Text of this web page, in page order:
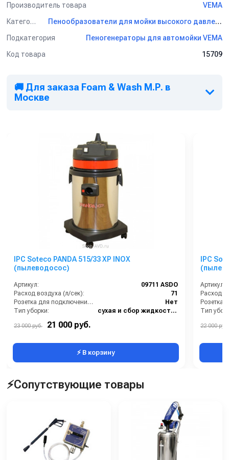
Производитель товара
VEMA
Категория
Пенообразователи для мойки высокого давления VEMA
Подкатегория
Пеногенераторы для автомойки VEMA
Код товара
15709
🚚 Для заказа Foam & Wash М.Р. в
Москве
IPC Soteco PANDA 515/33 XP INOX
(пылеводосос)
Артикул:
09711 ASDO
Расход воздуха (л/сек):
71
Розетка для подключения инструмента:
Нет
Тип уборки:
сухая и сбор жидкостей
Номинальный диаметр принадлежностей (мм):
23 000 руб. 21 000 руб.
⚡ В корзину
IPC
Артикул:
Расход
Тип
22 000 руб.
⚡Сопутствующие товары